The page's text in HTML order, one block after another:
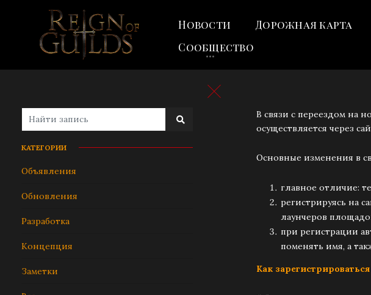
Новости Дорожная карта
Сообщество
КАТЕГОРИИ
Объявления
Обновления
Разработка
Концепция
Заметки
В связи с переездом на
осуществляется через
Основные изменения в
главное отличие:
регистрируясь на
лаунчеров
при регистрации
поменять имя, а
Как